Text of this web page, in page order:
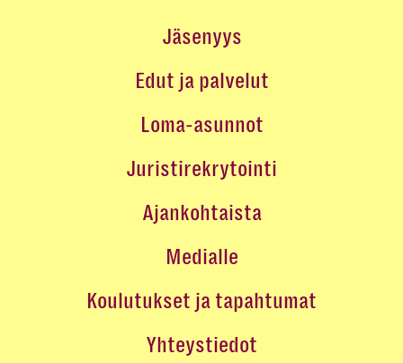
Jäsenyys
Edut ja palvelut
Loma-asunnot
Juristirekrytointi
Ajankohtaista
Medialle
Koulutukset ja tapahtumat
Yhteystiedot